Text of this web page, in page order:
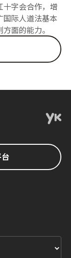
字会合作，增
际人道法基本
面的能力。